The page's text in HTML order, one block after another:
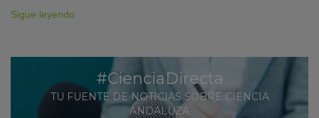
Sigue leyendo
#CienciaDirecta
TU FUENTE DE NOTICIAS SOBRE CIENCIA
ANDALUZA